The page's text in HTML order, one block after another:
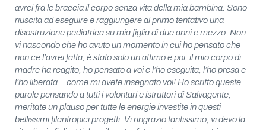
avrei fra le braccia il corpo senza vita della mia bambina. Sono
riuscita ad eseguire e raggiungere al primo tentativo una
disostruzione pediatrica su mia figlia di due anni e mezzo. Non
vi nascondo che ho avuto un momento in cui ho pensato che
non ce l’avrei fatta, è stato solo un attimo e poi, il mio corpo di
madre ha reagito, ho pensato a voi e l’ho eseguita, l’ho presa e
l’ho liberata… come mi avete insegnato voi! Ho scritto queste
parole pensando a tutti i volontari e istruttori di Salvagente,
meritate un plauso per tutte le energie investite in questi
bellissimi filantropici progetti. Vi ringrazio tantissimo, vi devo la